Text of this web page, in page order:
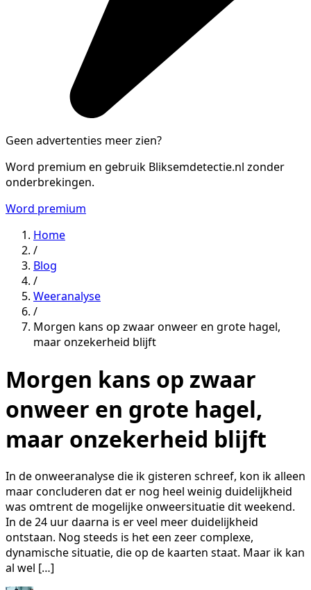
Geen advertenties meer zien?
Word premium en gebruik Bliksemdetectie.nl zonder
onderbrekingen.
Word premium
Home
/
Blog
/
Weeranalyse
/
Morgen kans op zwaar onweer en grote hagel,
maar onzekerheid blijft
Morgen kans op zwaar
onweer en grote hagel,
maar onzekerheid blijft
In de onweeranalyse die ik gisteren schreef, kon ik alleen
maar concluderen dat er nog heel weinig duidelijkheid
was omtrent de mogelijke onweersituatie dit weekend.
In de 24 uur daarna is er veel meer duidelijkheid
ontstaan. Nog steeds is het een zeer complexe,
dynamische situatie, die op de kaarten staat. Maar ik kan
al wel […]